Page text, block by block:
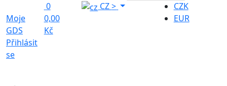
Moje
GDS
Přihlásit
se
0
0,00
Kč
CZ>
CZK
EUR